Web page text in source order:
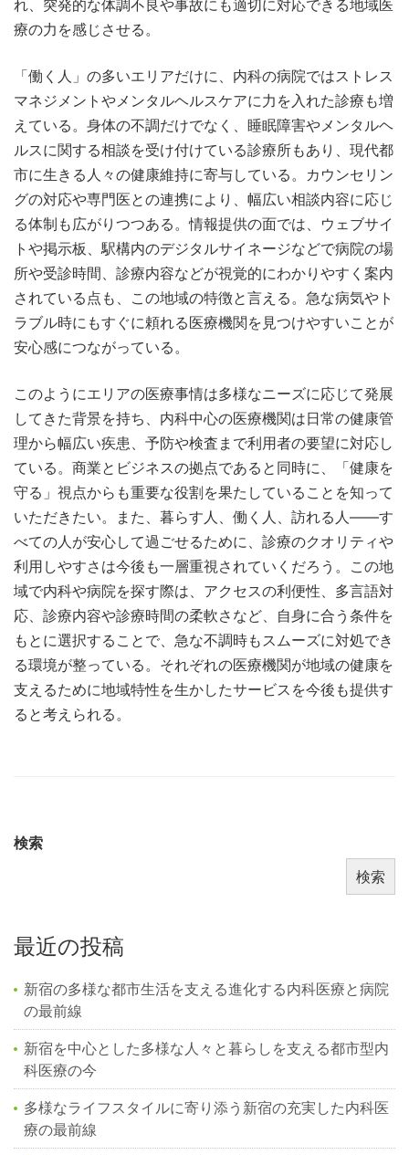
れ、突発的な体調不良や事故にも適切に対応できる地域医
療の力を感じさせる。
「働く人」の多いエリアだけに、内科の病院ではストレス
マネジメントやメンタルヘルスケアに力を入れた診療も増
えている。身体の不調だけでなく、睡眠障害やメンタルヘ
ルスに関する相談を受け付けている診療所もあり、現代都
市に生きる人々の健康維持に寄与している。カウンセリン
グの対応や専門医との連携により、幅広い相談内容に応じ
る体制も広がりつつある。情報提供の面では、ウェブサイ
トや掲示板、駅構内のデジタルサイネージなどで病院の場
所や受診時間、診療内容などが視覚的にわかりやすく案内
されている点も、この地域の特徴と言える。急な病気やト
ラブル時にもすぐに頼れる医療機関を見つけやすいことが
安心感につながっている。
このようにエリアの医療事情は多様なニーズに応じて発展
してきた背景を持ち、内科中心の医療機関は日常の健康管
理から幅広い疾患、予防や検査まで利用者の要望に対応し
ている。商業とビジネスの拠点であると同時に、「健康を
守る」視点からも重要な役割を果たしていることを知って
いただきたい。また、暮らす人、働く人、訪れる人――す
べての人が安心して過ごせるために、診療のクオリティや
利用しやすさは今後も一層重視されていくだろう。この地
域で内科や病院を探す際は、アクセスの利便性、多言語対
応、診療内容や診療時間の柔軟さなど、自身に合う条件を
もとに選択することで、急な不調時もスムーズに対処でき
る環境が整っている。それぞれの医療機関が地域の健康を
支えるために地域特性を生かしたサービスを今後も提供す
ると考えられる。
検索
検索
最近の投稿
新宿の多様な都市生活を支える進化する内科医療と病院
の最前線
新宿を中心とした多様な人々と暮らしを支える都市型内
科医療の今
多様なライフスタイルに寄り添う新宿の充実した内科医
療の最前線